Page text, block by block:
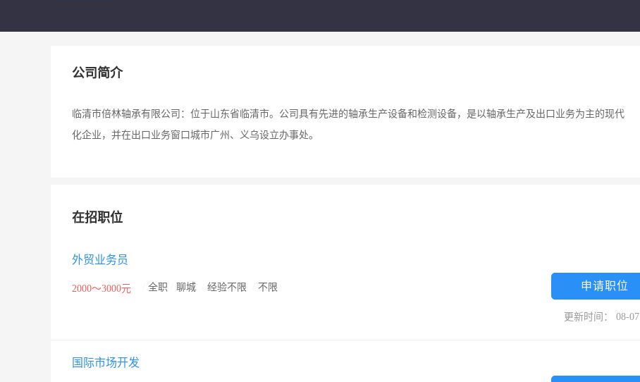
公司简介
临清市倍林轴承有限公司：位于山东省临清市。公司具有先进的轴承生产设备和检测设备，是以轴承生产及出口业务为主的现代
化企业，并在出口业务窗口城市广州、义乌设立办事处。
在招职位
外贸业务员
2000～3000元 全职 聊城 经验不限 不限 申请职位
更新时间： 08-07
国际市场开发